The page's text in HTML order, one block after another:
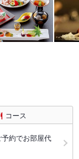
コース
予約でお部屋代